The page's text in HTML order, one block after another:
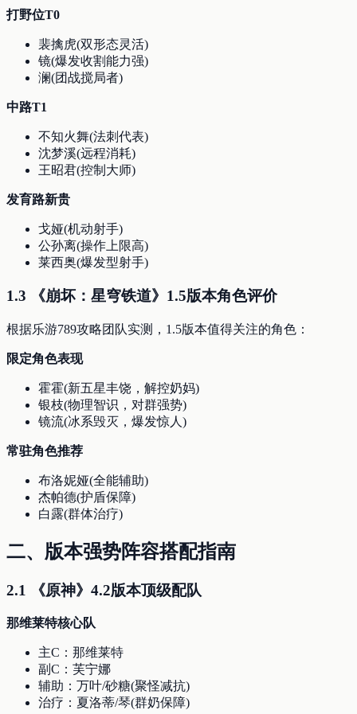
打野位T0
裴擒虎(双形态灵活)
镜(爆发收割能力强)
澜(团战搅局者)
中路T1
不知火舞(法刺代表)
沈梦溪(远程消耗)
王昭君(控制大师)
发育路新贵
戈娅(机动射手)
公孙离(操作上限高)
莱西奥(爆发型射手)
1.3 《崩坏：星穹铁道》1.5版本角色评价
根据乐游789攻略团队实测，1.5版本值得关注的角色：
限定角色表现
霍霍(新五星丰饶，解控奶妈)
银枝(物理智识，对群强势)
镜流(冰系毁灭，爆发惊人)
常驻角色推荐
布洛妮娅(全能辅助)
杰帕德(护盾保障)
白露(群体治疗)
二、版本强势阵容搭配指南
2.1 《原神》4.2版本顶级配队
那维莱特核心队
主C：那维莱特
副C：芙宁娜
辅助：万叶/砂糖(聚怪减抗)
治疗：夏洛蒂/琴(群奶保障)